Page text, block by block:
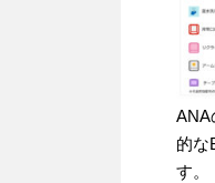
ANA
的な
す。